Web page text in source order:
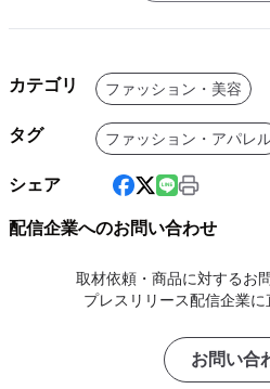
カテゴリ ファッション・美容
タグ ファッション・アパレ
シェア
配信企業へのお問い合わせ
取材依頼・商品に対するお
プレスリリース配信企業に
お問い合